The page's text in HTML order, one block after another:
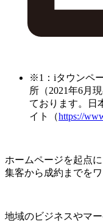
※1：iタウンペ
所（2021年6月
ております。日
イト（https://
ホームページを起点に
集客から成約までを
地域のビジネスやマ